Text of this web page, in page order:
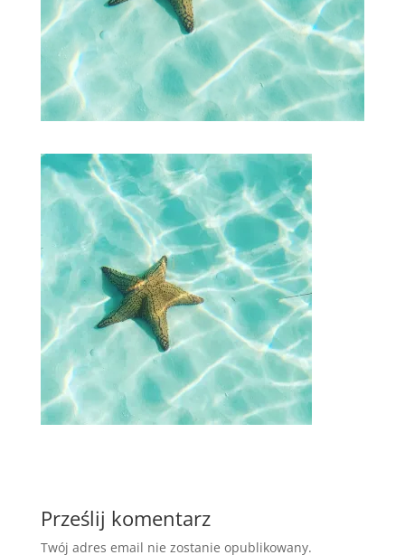
Prześlij komentarz
Twój adres email nie zostanie opublikowany.